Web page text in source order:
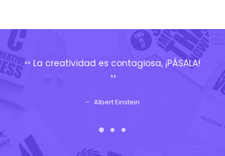
La creatividad es contagiosa, ¡PÁSALA!
Albert Einstein